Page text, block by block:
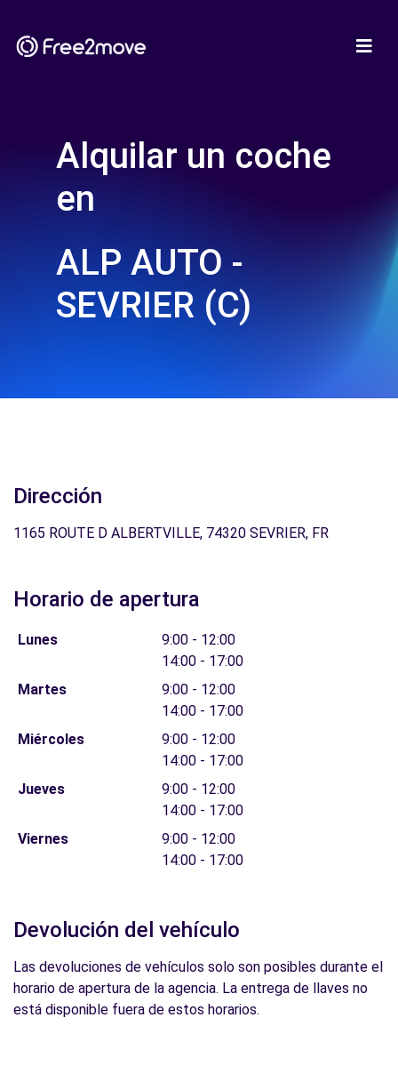
Alquilar un coche
en
ALP AUTO -
SEVRIER (C)
Dirección
1165 ROUTE D ALBERTVILLE, 74320 SEVRIER, FR
Horario de apertura
Lunes
9:00 - 12:00
14:00 - 17:00
Martes
9:00 - 12:00
14:00 - 17:00
Miércoles
9:00 - 12:00
14:00 - 17:00
Jueves
9:00 - 12:00
14:00 - 17:00
Viernes
9:00 - 12:00
14:00 - 17:00
Devolución del vehículo
Las devoluciones de vehículos solo son posibles durante el
horario de apertura de la agencia. La entrega de llaves no
está disponible fuera de estos horarios.